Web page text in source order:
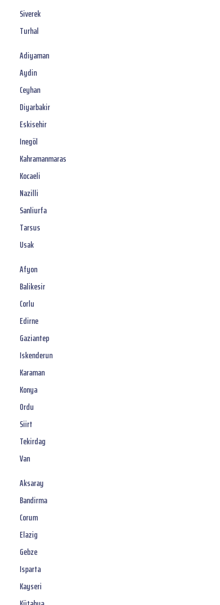
Siverek
Turhal
Adiyaman
Aydin
Ceyhan
Diyarbakir
Eskisehir
Inegöl
Kahramanmaras
Kocaeli
Nazilli
Sanliurfa
Tarsus
Usak
Afyon
Balikesir
Corlu
Edirne
Gaziantep
Iskenderun
Karaman
Konya
Ordu
Siirt
Tekirdag
Van
Aksaray
Bandirma
Corum
Elazig
Gebze
Isparta
Kayseri